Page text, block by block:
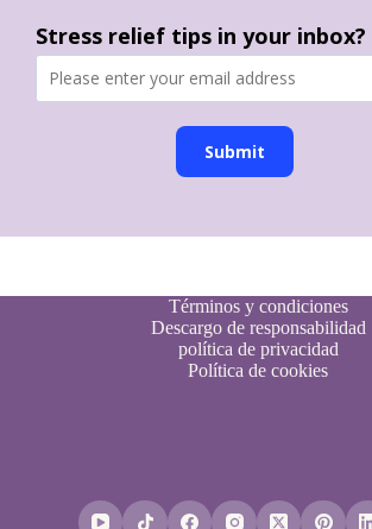
Stress relief tips in your inbox?
Submit
Términos y condiciones
Descargo de responsabilidad
política de privacidad
Política de cookies